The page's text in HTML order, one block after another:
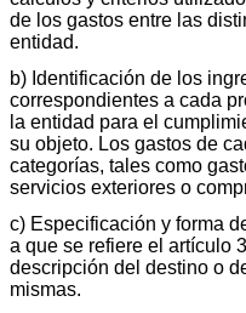
de los gastos entre las
entidad.
b) Identificación de los
correspondientes a cada
la entidad para el
su objeto. Los gastos de
categorías, tales como
servicios exteriores o
c) Especificación y forma
a que se refiere el artículo
descripción del destino o
mismas.